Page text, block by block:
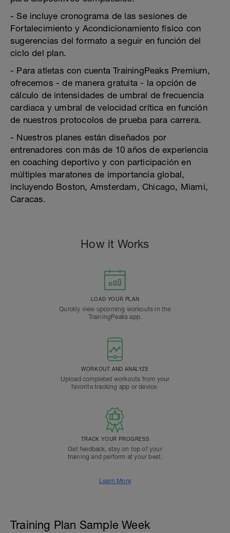
- Se incluye cronograma de las sesiones de
Fortalecimiento y Acondicionamiento físico con
sugerencias del formato a seguir en función del
ciclo del plan.
- Para atletas con cuenta TrainingPeaks Premium,
ofrecemos - de manera gratuita - la opción de
cálculo de intensidades de umbral de frecuencia
cardiaca y umbral de velocidad crítica en función
de nuestros protocolos de prueba para carrera.
- Nuestros planes están diseñados por
entrenadores con más de 10 años de experiencia
en coaching deportivo y con participación en
múltiples maratones de importancia global,
incluyendo Boston, Amsterdam, Chicago, Miami,
Caracas.
How it Works
LOAD YOUR PLAN
Quickly view upcoming workouts in the
TrainingPeaks app.
WORKOUT AND ANALYZE
Upload completed workouts from your
favorite tracking app or device.
TRACK YOUR PROGRESS
Get feedback, stay on top of your
training and perform at your best.
Learn More
Training Plan Sample Week